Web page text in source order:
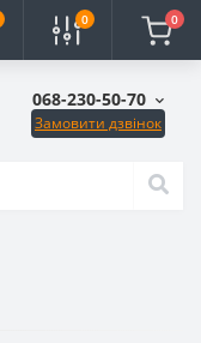
0 0
068-230-50-70
Замовити дзвінок